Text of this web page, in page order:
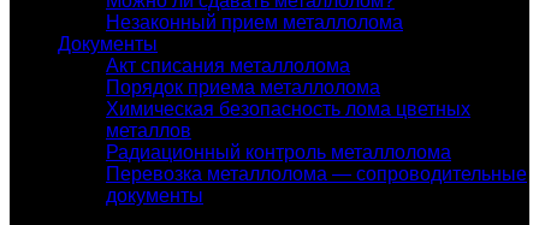
Незаконный прием металлолома
Документы
Акт списания металлолома
Порядок приема металлолома
Химическая безопасность лома цветных
металлов
Радиационный контроль металлолома
Перевозка металлолома — сопроводительные
документы